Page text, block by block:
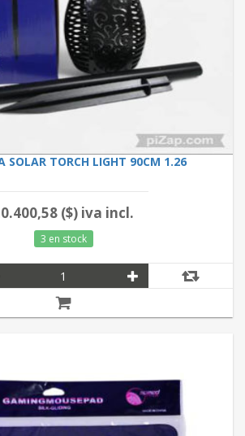
SOLAR TORCH LIGHT 90CM 1.26
($) iva incl.
3 en stock